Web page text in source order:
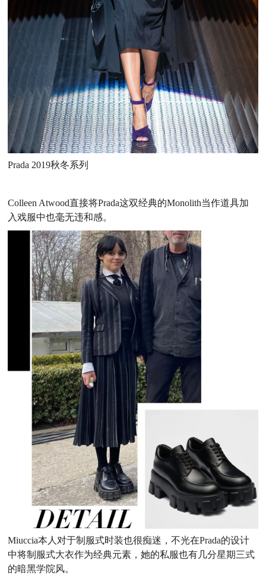
Prada 2019秋冬系列
Colleen Atwood直接将Prada这双经典的Monolith当作道具加
入戏服中也毫无违和感。
Miuccia本人对于制服式时装也很痴迷，不光在Prada的设计
中将制服式大衣作为经典元素，她的私服也有几分星期三式
的暗黑学院风。